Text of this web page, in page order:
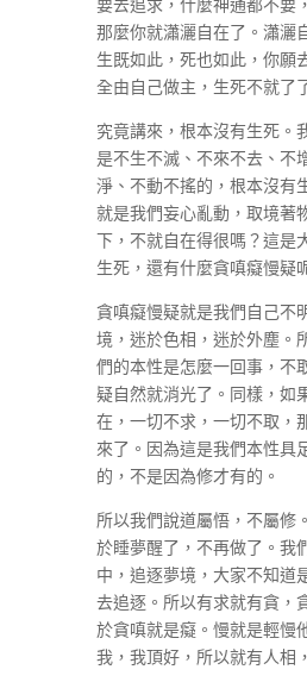
那麼你就瀟灑自在了。瀟灑
生既如此，死也如此，你願
全由自己做主，生死不就了
究竟講來，根本沒有生死。
是不生不滅、不來不去、不
淨、不動不搖的，根本沒有
就是我們妄心亂動，取境著
下，不就自在得很嗎？這是
生死，還有什麼貪嗔癡慢疑
貪嗔癡慢疑就是我們自己不
境，迷於色相，迷於外塵。
們的本性是怎麼一回事，不
疑自然就消光了。同樣，如
在，一切不求，一切不取，
來了。因為這是我們本性具
的，不是因為修才有的。
所以我們說道屬悟，不屬修
於睡夢醒了，不再做了。我
中，追逐夢境，大家不知道
去追逐。所以有求就有貪，
於貪嗔就是癡。慢就是輕慢
我，我頂好，所以就有人相